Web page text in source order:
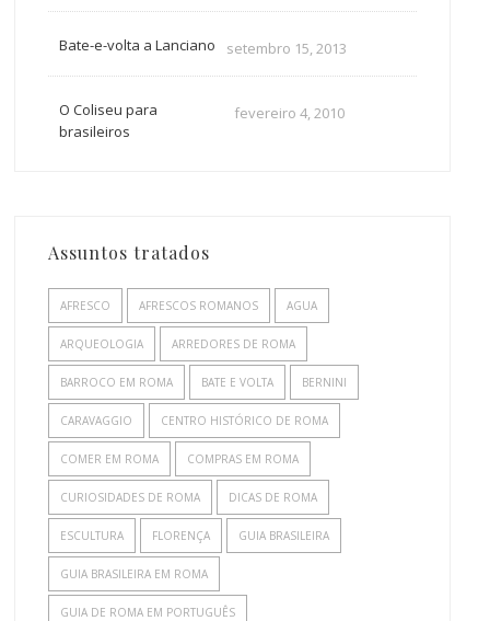
Bate-e-volta a Lanciano setembro 15, 2013
O Coliseu para
brasileiros
fevereiro 4, 2010
Assuntos tratados
AFRESCO AFRESCOS ROMANOS AGUA
ARQUEOLOGIA ARREDORES DE ROMA
BARROCO EM ROMA BATE E VOLTA BERNINI
CARAVAGGIO CENTRO HISTÓRICO DE ROMA
COMER EM ROMA COMPRAS EM ROMA
CURIOSIDADES DE ROMA DICAS DE ROMA
ESCULTURA FLORENÇA GUIA BRASILEIRA
GUIA BRASILEIRA EM ROMA
GUIA DE ROMA EM PORTUGUÊS